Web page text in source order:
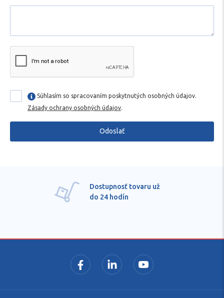
Súhlasím so spracovaním poskytnutých osobných údajov.
Zásady ochrany osobných údajov.
Odoslať
Dostupnosť tovaru už
do 24 hodín